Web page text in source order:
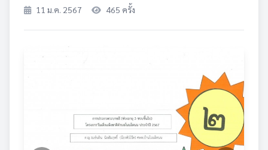
11 ม.ค. 2567 465 ครั้ง